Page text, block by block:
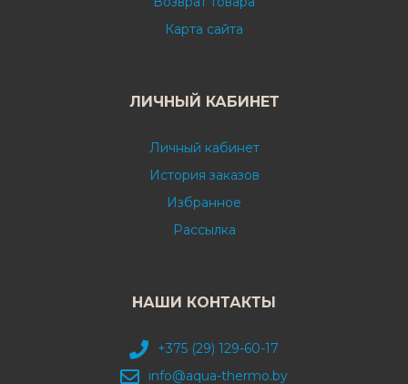
Карта сайта
ЛИЧНЫЙ КАБИНЕТ
Личный кабинет
История заказов
Избранное
Рассылка
НАШИ КОНТАКТЫ
+375 (29) 129-60-17
info@aqua-thermo.by